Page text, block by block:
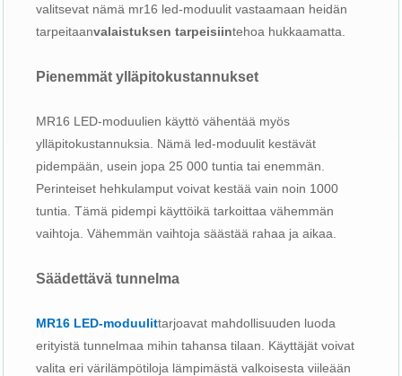
valitsevat nämä mr16 led-moduulit vastaamaan heidän
tarpeitaanvalaistuksen tarpeisiintehoa hukkaamatta.
Pienemmät ylläpitokustannukset
MR16 LED-moduulien käyttö vähentää myös
ylläpitokustannuksia. Nämä led-moduulit kestävät
pidempään, usein jopa 25 000 tuntia tai enemmän.
Perinteiset hehkulamput voivat kestää vain noin 1000
tuntia. Tämä pidempi käyttöikä tarkoittaa vähemmän
vaihtoja. Vähemmän vaihtoja säästää rahaa ja aikaa.
Säädettävä tunnelma
MR16 LED-moduulittarjoavat mahdollisuuden luoda
erityistä tunnelmaa mihin tahansa tilaan. Käyttäjät voivat
valita eri värilämpötiloja lämpimästä valkoisesta viileään